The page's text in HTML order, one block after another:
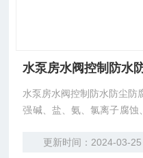
水泵房水阀控制防水
水泵房水阀控制防水防尘防腐操作
强碱、盐、氨、氯离子腐蚀
统中，作为指令发送及状态
更新时间：2024-03-25